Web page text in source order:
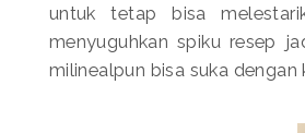
untuk tetap bisa
menyuguhkan spiku resep
milinealpun bisa suka dengan